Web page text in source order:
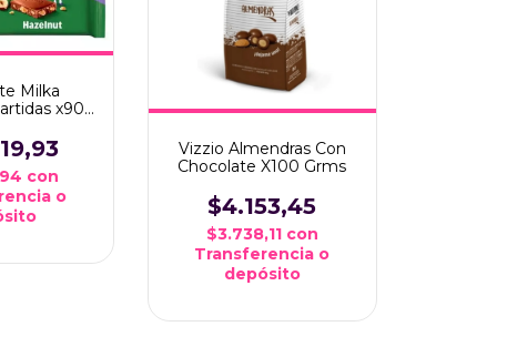
Milka
x90
con
o
Vizzio Almendras Con
Chocolate X100 Grms
$4.153,45
$3.738,11 con
Transferencia o
depósito